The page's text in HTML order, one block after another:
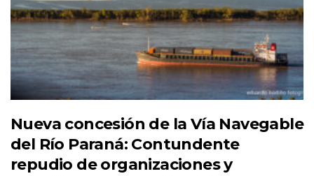
Nueva concesión de la Vía Navegable
del Río Paraná: Contundente
repudio de organizaciones y